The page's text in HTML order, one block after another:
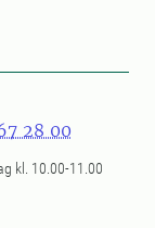
28 00
kl. 10.00-11.00